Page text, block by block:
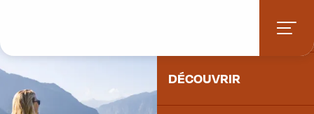
principal
DÉCOUVRIR